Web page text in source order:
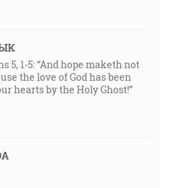
5, 1-5: “And hope maketh not
the love of God has been
hearts by the Holy Ghost!”